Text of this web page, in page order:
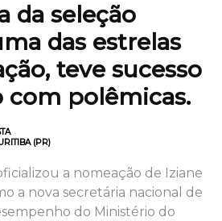
da seleção
das estrelas
teve sucesso
com polêmicas.
(PR)
a nomeação de Iziane
a nova secretária nacional de
do Ministério do